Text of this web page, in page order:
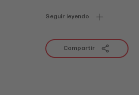
- cómo se protegen y
presente política de
aplicación a todos los
datos personales por
Seguir leyendo
Compartir